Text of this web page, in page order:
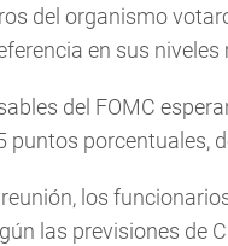
del organismo
en sus
del FOMC
puntos porcentuales,
los
las previsiones de